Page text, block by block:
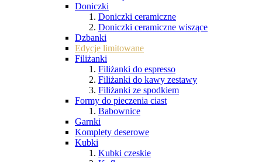
Doniczki
Doniczki ceramiczne
Doniczki ceramiczne wiszące
Dzbanki
Edycje limitowane
Filiżanki
Filiżanki do espresso
Filiżanki do kawy zestawy
Filiżanki ze spodkiem
Formy do pieczenia ciast
Babownice
Garnki
Komplety deserowe
Kubki
Kubki czeskie